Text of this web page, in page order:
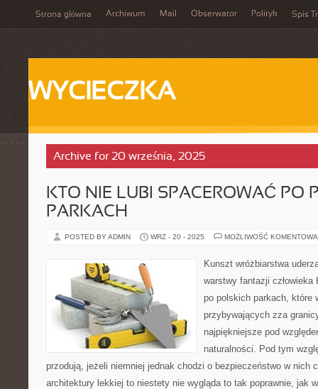
Strona główna Archiwum Mail Obserwator Polityk Spis
WYCIECZKA
Archive for 20 września, 2025
KTO NIE LUBI SPACEROWAĆ PO
PARKACH
POSTED BY ADMIN WRZ - 20 - 2025 MOŻLIWOŚĆ
Kunszt wróżbiarstwa
warstwy fantazji
po polskich parkach, które
przybywających zza
najpiękniejsze pod
naturalności. Pod tym
przodują, jeżeli niemniej jednak chodzi o bezpieczeństwo w nich
architektury lekkiej to niestety nie wygląda to tak poprawnie, jak